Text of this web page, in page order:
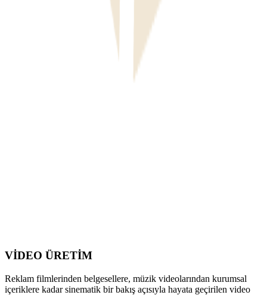
VİDEO ÜRETİM
Reklam filmlerinden belgesellere, müzik videolarından kurumsal
içeriklere kadar sinematik bir bakış açısıyla hayata geçirilen video